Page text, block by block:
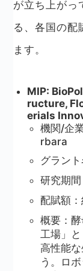
が立ち上がっ
る、各国の配
ます。
MIP:
ructure,
erials
機関/企
rbara
グラン
研究期
配賦額
概要：
工場」
高性能
う。ロ